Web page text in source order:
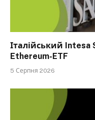
Італійський Intesa
Ethereum-ETF
5 Серпня 2026